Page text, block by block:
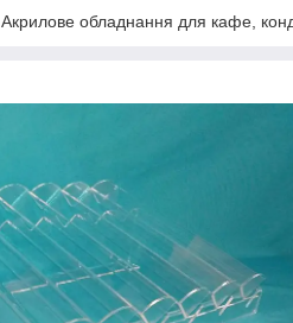
Акрилове обладнання для кафе,